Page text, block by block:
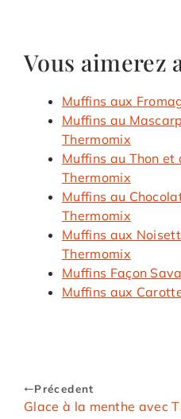
Vous aimerez
Muffins aux
Muffins au
Thermomix
Muffins au Thon et
Thermomix
Muffins au
Thermomix
Muffins aux
Thermomix
Muffins Façon
Muffins aux
Précedent
Glace à la menthe avec